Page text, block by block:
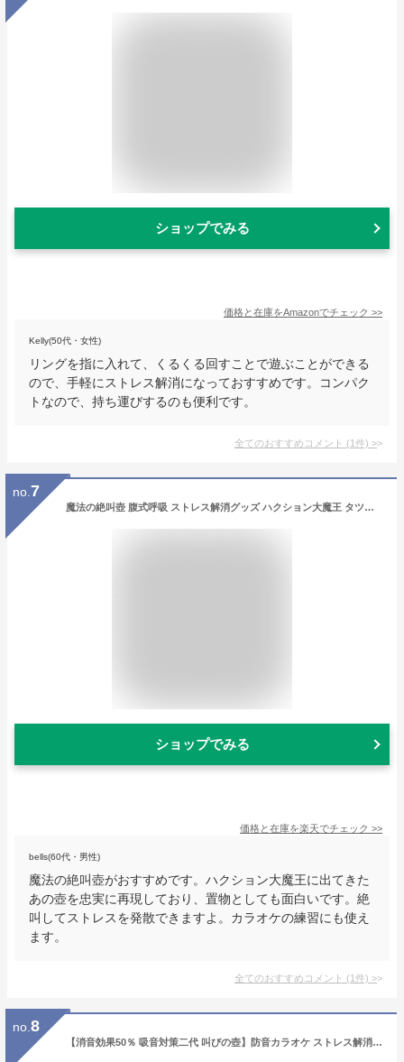
ショップでみる
価格と在庫をAmazonでチェック >>
Kelly(50代・女性)
リングを指に入れて、くるくる回すことで遊ぶことができる
ので、手軽にストレス解消になっておすすめです。コンパク
トなので、持ち運びするのも便利です。
全てのおすすめコメント (1件) >
no. 7
魔法の絶叫壺 腹式呼吸 ストレス解消グッズ ハクション大魔王 タツノコプロ 絶叫ツボ 発声練習 カラオケ練習 ストレス解消 ストレス発散 絶叫つぼ 絶叫ツボ 叫ぶ壺 さけぶ 壺 つぼ さけび 魔法の壺 魔法のツボ 発声練習 大声 歌 ボイストレーニング
ショップでみる
価格と在庫を楽天でチェック >>
bells(60代・男性)
魔法の絶叫壺がおすすめです。ハクション大魔王に出てきた
あの壺を忠実に再現しており、置物としても面白いです。絶
叫してストレスを発散できますよ。カラオケの練習にも使え
ます。
全てのおすすめコメント (1件) >
no. 8
【消音効果50％ 吸音対策二代 叫びの壺】防音カラオケ ストレス解消 ぐちの壺 叫ぶ ベントイライラや苦情 不満 圧力 叫びポット 通気苦情を（つぼ） これでスッキリ 叫びの壺, 青い